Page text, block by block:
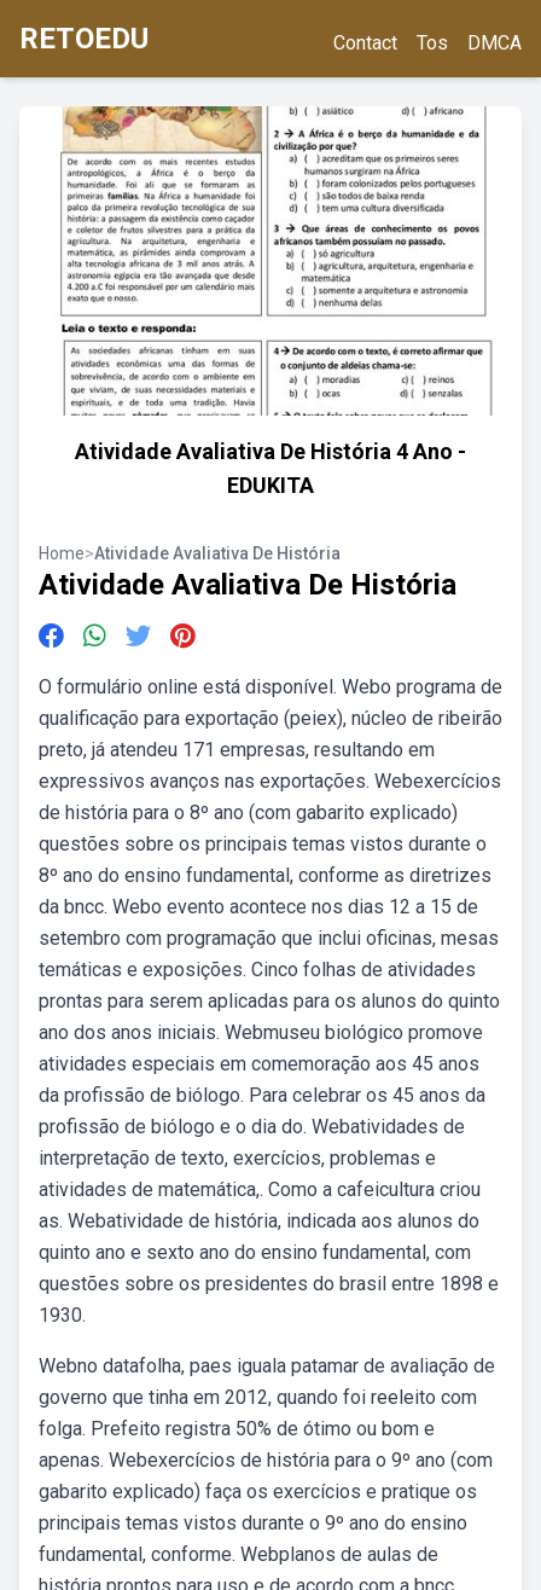
RETOEDU Contact Tos DMCA
Atividade Avaliativa De História 4 Ano -
EDUKITA
Home>Atividade Avaliativa De História
Atividade Avaliativa De História
O formulário online está disponível. Webo programa de
qualificação para exportação (peiex), núcleo de ribeirão
preto, já atendeu 171 empresas, resultando em
expressivos avanços nas exportações. Webexercícios
de história para o 8º ano (com gabarito explicado)
questões sobre os principais temas vistos durante o
8º ano do ensino fundamental, conforme as diretrizes
da bncc. Webo evento acontece nos dias 12 a 15 de
setembro com programação que inclui oficinas, mesas
temáticas e exposições. Cinco folhas de atividades
prontas para serem aplicadas para os alunos do quinto
ano dos anos iniciais. Webmuseu biológico promove
atividades especiais em comemoração aos 45 anos
da profissão de biólogo. Para celebrar os 45 anos da
profissão de biólogo e o dia do. Webatividades de
interpretação de texto, exercícios, problemas e
atividades de matemática,. Como a cafeicultura criou
as. Webatividade de história, indicada aos alunos do
quinto ano e sexto ano do ensino fundamental, com
questões sobre os presidentes do brasil entre 1898 e
1930.
Webno datafolha, paes iguala patamar de avaliação de
governo que tinha em 2012, quando foi reeleito com
folga. Prefeito registra 50% de ótimo ou bom e
apenas. Webexercícios de história para o 9º ano (com
gabarito explicado) faça os exercícios e pratique os
principais temas vistos durante o 9º ano do ensino
fundamental, conforme. Webplanos de aulas de